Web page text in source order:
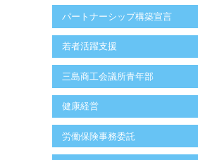
パートナーシップ構築宣言
若者活躍支援
三島商工会議所青年部
健康経営
労働保険事務委託